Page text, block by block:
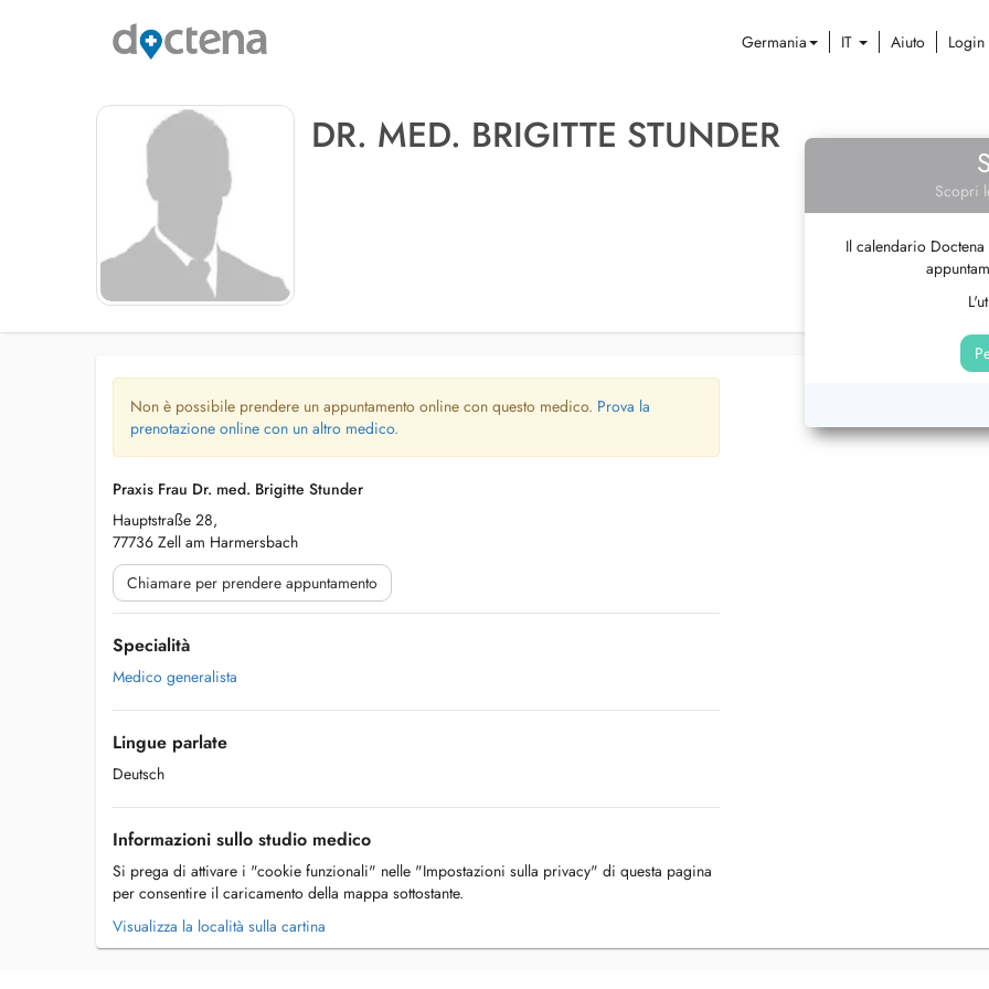
Germania IT Aiuto Login
DR. MED. BRIGITTE STUNDER
Scopri
Il calendario
Non è possibile prendere un appuntamento online con questo medico. Prova la
prenotazione online con un altro medico.
Praxis Frau Dr. med. Brigitte Stunder
Hauptstraße 28,
77736 Zell am Harmersbach
Chiamare per prendere appuntamento
Specialità
Medico generalista
Lingue parlate
Deutsch
Informazioni sullo studio medico
Si prega di attivare i "cookie funzionali" nelle "Impostazioni sulla privacy" di questa pagina
per consentire il caricamento della mappa sottostante.
Visualizza la località sulla cartina